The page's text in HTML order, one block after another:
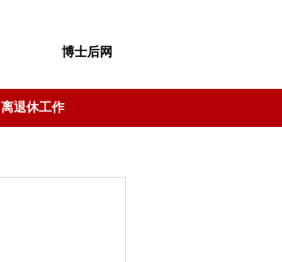
博士后网
离退休工作